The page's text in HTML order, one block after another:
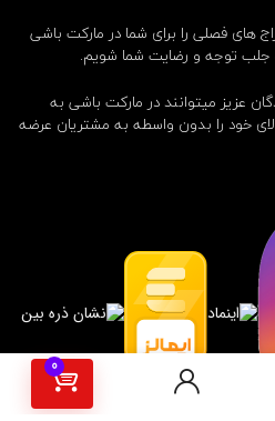
0
های فصلی را برای شما در مارکت باشی
جلب توجه و رضایت شما شویم.
عزیز میتوانند در مارکت باشی به
خود را بدون واسطه به مشتریان عرضه